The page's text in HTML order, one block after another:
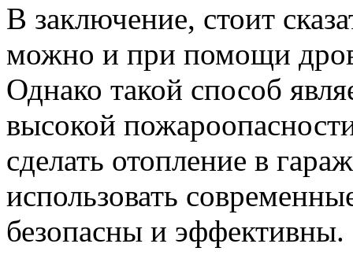
В заключение, стоит
можно и при помощи
Однако такой способ
высокой
сделать отопление в
использовать
безопасны и эффективны.